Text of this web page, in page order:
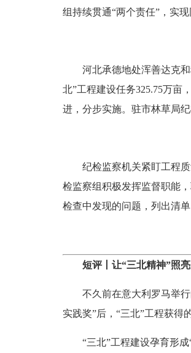
组持续贯通“两个责任”，实
河北承德地处浑善达克和
北”工程建设任务325.75万亩
进，分步实施。驻市林草局
纪检监察机关紧盯工程质
检监察组积极发挥监督职能
检查中发现的问题，列出清
短评丨 让“三北精神”照
不久前在意大利罗马举行
实践奖”后，“三北”工程获得
“三北”工程建设孕育形成“